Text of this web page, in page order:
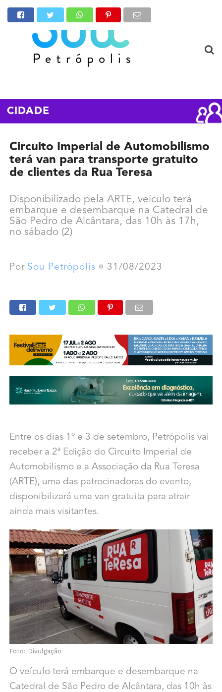
CIDADE
Circuito Imperial de Automobilismo
terá van para transporte gratuito
de clientes da Rua Teresa
Disponibilizado pela ARTE, veículo terá
embarque e desembarque na Catedral de
São Pedro de Alcântara, das 10h às 17h,
no sábado (2)
Por Sou Petrópolis 31/08/2023
Entre os dias 1º e 3 de setembro, Petrópolis vai
receber a 2ª Edição do Circuito Imperial de
Automobilismo e a Associação da Rua Teresa
(ARTE), uma das patrocinadoras do evento,
disponibilizará uma van gratuita para atrair
ainda mais visitantes.
Foto: Divulgação
O veículo terá embarque e desembarque na
Catedral de São Pedro de Alcântara, das 10h às